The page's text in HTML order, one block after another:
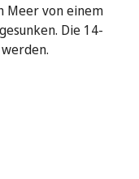
Meer von einem
Die 14-